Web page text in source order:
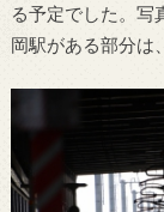
る予定でした。写
岡駅がある部分は